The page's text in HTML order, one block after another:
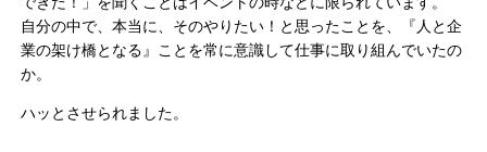
自分の中で、本当に、そのやりたい！と思ったことを、『人と企
業の架け橋となる』ことを常に意識して仕事に取り組んでいたの
か。
ハッとさせられました。